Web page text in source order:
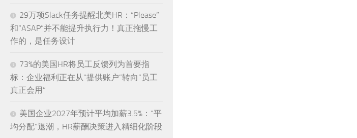
29万项Slack任务提醒北美HR：“Please”
和“ASAP”并不能提升执行力！真正拖慢工
作的，是任务设计
73%的美国HR将员工反馈列为首要指
标：企业福利正在从“提供账户”转向“员工
真正会用”
美国企业2027年预计平均加薪3.5%：“平
均分配”退潮，HR薪酬决策进入精细化阶段